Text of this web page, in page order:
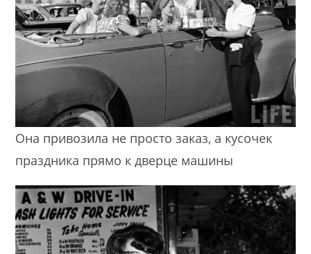
Она привозила не просто заказ, а кусочек
праздника прямо к дверце машины